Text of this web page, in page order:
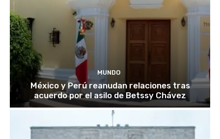
MUNDO
México y Perú reanudan relaciones tras
acuerdo por el asilo de Betssy Chávez